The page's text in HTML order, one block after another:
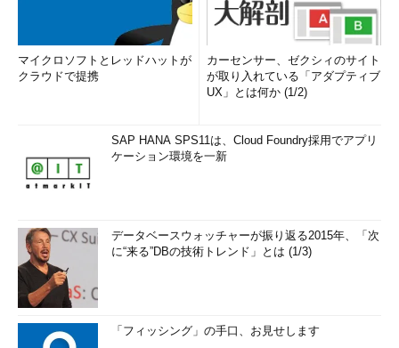
マイクロソフトとレッドハットが
クラウドで提携
カーセンサー、ゼクシィのサイト
が取り入れている「アダプティブ
UX」とは何か (1/2)
SAP HANA SPS11は、Cloud Foundry採用でアプリ
ケーション環境を一新
データベースウォッチャーが振り返る2015年、「次
に“来る”DBの技術トレンド」とは (1/3)
「フィッシング」の手口、お見せします